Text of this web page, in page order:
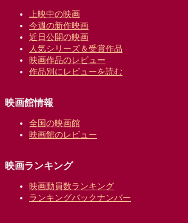
上映中の映画
今週の新作映画
近日公開の映画
人気シリーズ＆受賞作品
映画作品のレビュー
作品別にレビューを読む
映画館情報
全国の映画館
映画館のレビュー
映画ランキング
映画動員数ランキング
ランキングバックナンバー